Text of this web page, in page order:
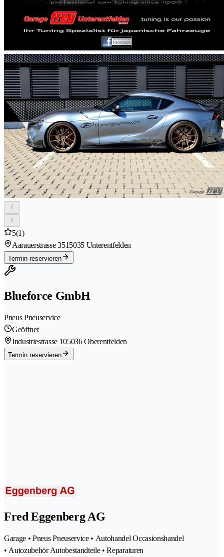
5(1)
Aarauerstrasse 3515035 Unterentfelden
Termin reservieren
Blueforce GmbH
Pneus Pneuservice
Geöffnet
Industriestrasse 105036 Oberentfelden
Termin reservieren
Fred Eggenberg AG
Garage • Pneus Pneuservice • Autohandel Occasionshandel
• Autozubehör Autobestandteile • Reparaturen